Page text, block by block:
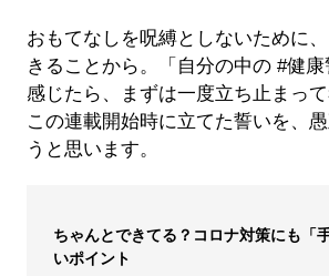
おもてなしを呪縛としないために
きることから。「自分の中の #健
感じたら、まずは一度立ち止まって
この連載開始時に立てた誓いを、
うと思います。
ちゃんとできてる？コロナ対策にも
いポイント